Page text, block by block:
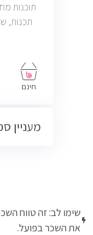
תוכנות
תכנות,
חינם
מעניין
שימו לב: זה טווח
את השכר בפועל.